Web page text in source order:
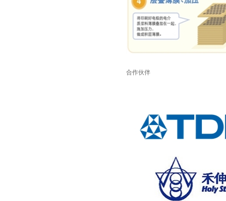
合作伙伴